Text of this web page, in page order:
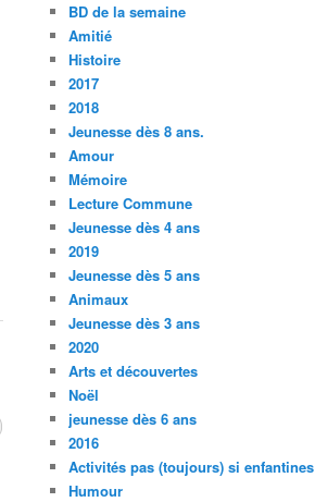
BD de la semaine
Amitié
Histoire
2017
2018
Jeunesse dès 8 ans.
Amour
Mémoire
Lecture Commune
Jeunesse dès 4 ans
2019
Jeunesse dès 5 ans
Animaux
Jeunesse dès 3 ans
2020
Arts et découvertes
Noël
jeunesse dès 6 ans
2016
Activités pas (toujours) si enfantines
Humour